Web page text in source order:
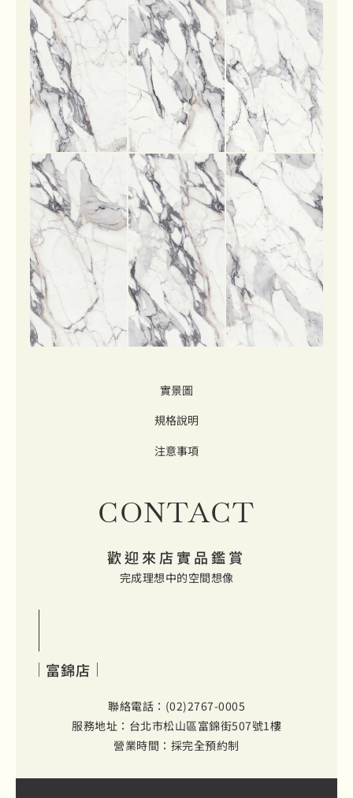
實景圖
規格說明
注意事項
CONTACT
歡迎來店實品鑑賞
完成理想中的空間想像
富錦店
聯絡電話：(02)2767-0005
服務地址：台北市松山區富錦街507號1樓
營業時間：採完全預約制